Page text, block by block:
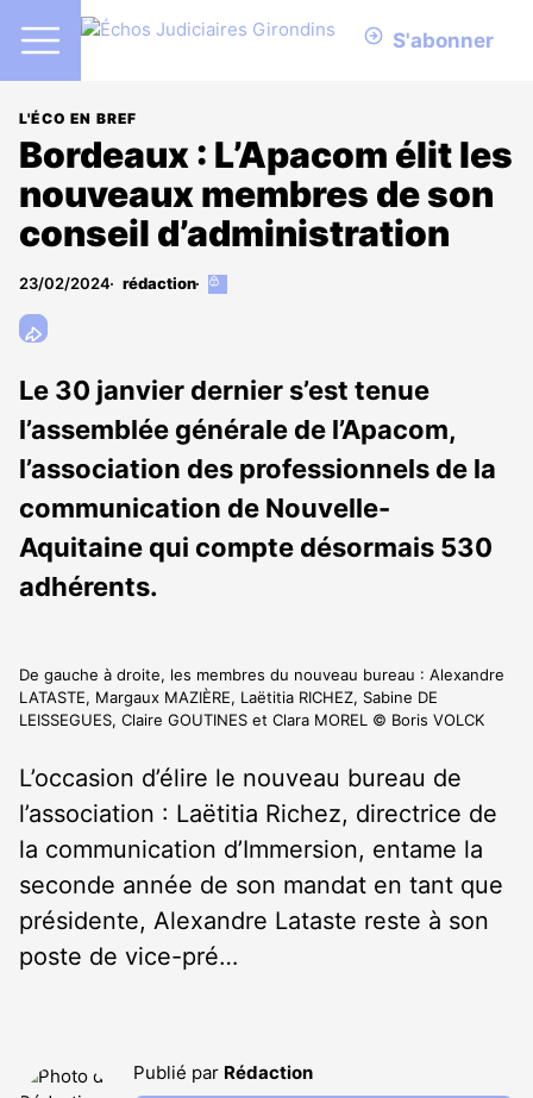
S'abonner
L'ÉCO EN BREF
Bordeaux : L’Apacom élit les
nouveaux membres de son
conseil d’administration
23/02/2024 rédaction
Cet
abonnés
Le 30 janvier dernier s’est tenue
l’assemblée générale de l’Apacom,
l’association des professionnels de la
communication de Nouvelle-
Aquitaine qui compte désormais 530
adhérents.
De gauche à droite, les membres du nouveau bureau : Alexandre
LATASTE, Margaux MAZIÈRE, Laëtitia RICHEZ, Sabine DE
LEISSEGUES, Claire GOUTINES et Clara MOREL © Boris VOLCK
L’occasion d’élire le nouveau bureau de
l’association : Laëtitia Richez, directrice de
la communication d’Immersion, entame la
seconde année de son mandat en tant que
présidente, Alexandre Lataste reste à son
poste de vice-pré…
Publié par Rédaction